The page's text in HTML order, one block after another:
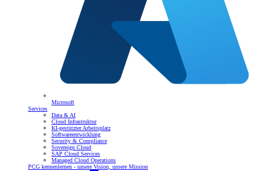
Microsoft
Services
Data & AI
Cloud Infrastruktur
KI-gestützter Arbeitsplatz
Softwareentwicklung
Security & Compliance
Sovereign Cloud
SAP Cloud Services
Managed Cloud Operations
PCG kennenlernen - unsere Vision, unsere Mission